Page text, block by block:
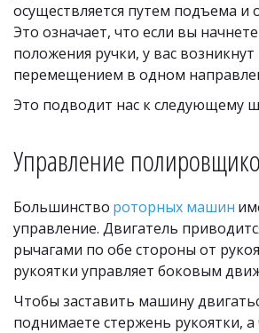
осуществляется путем подъема и
Это означает, что если вы
положения ручки, у вас
перемещением в одном
Это подводит нас к следующему
Управление
Большинство роторных машин
управление. Двигатель
рычагами по обе стороны от
рукоятки управляет боковым
Чтобы заставить машину
поднимаете стержень рукоятки,